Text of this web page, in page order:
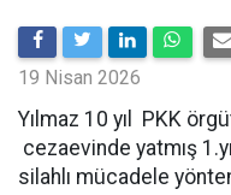
19 Nisan 2026
Yılmaz 10 yıl PKK
cezaevinde yatmış
silahlı mücadele